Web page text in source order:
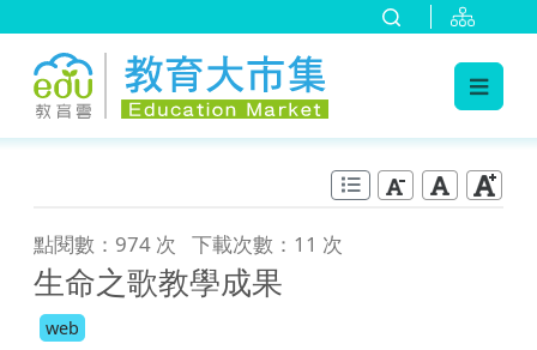
點閱數：974 次 下載次數：11 次
生命之歌教學成果
web